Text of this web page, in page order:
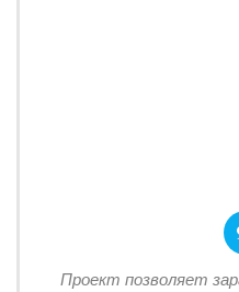
Проект позволяет